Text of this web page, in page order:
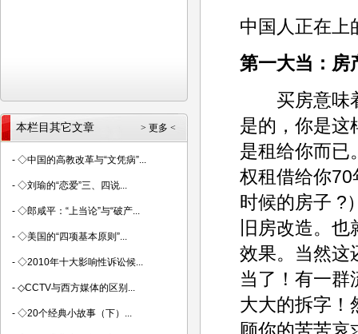
中国人正在上
第一大当：房
买房意味着
是的，你是这
是租给你而已
权租借给你
时候的房子 ?
旧房改造。
效果。当然这
当了！有一群
大大的拆字！
顾你的苦苦哀
> 更多 <
本栏目其它文章
- ◇中国的高教改革与“文凭病”...
- ◇刘瑜的“恋爱”三、四说...
- ◇郎咸平：“上当论”与“破产...
- ◇美国的“四项基本原则”...
- ◇2010年十大影响性诉讼候...
- ◇CCTV与西方媒体的区别...
- ◇20个经典小故事（下）...